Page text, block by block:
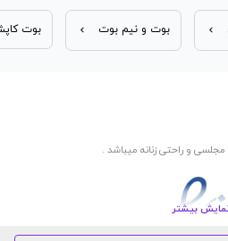
بوت و نیم بوت بوت
و راحتی زنانه میباشد .
بیشتر